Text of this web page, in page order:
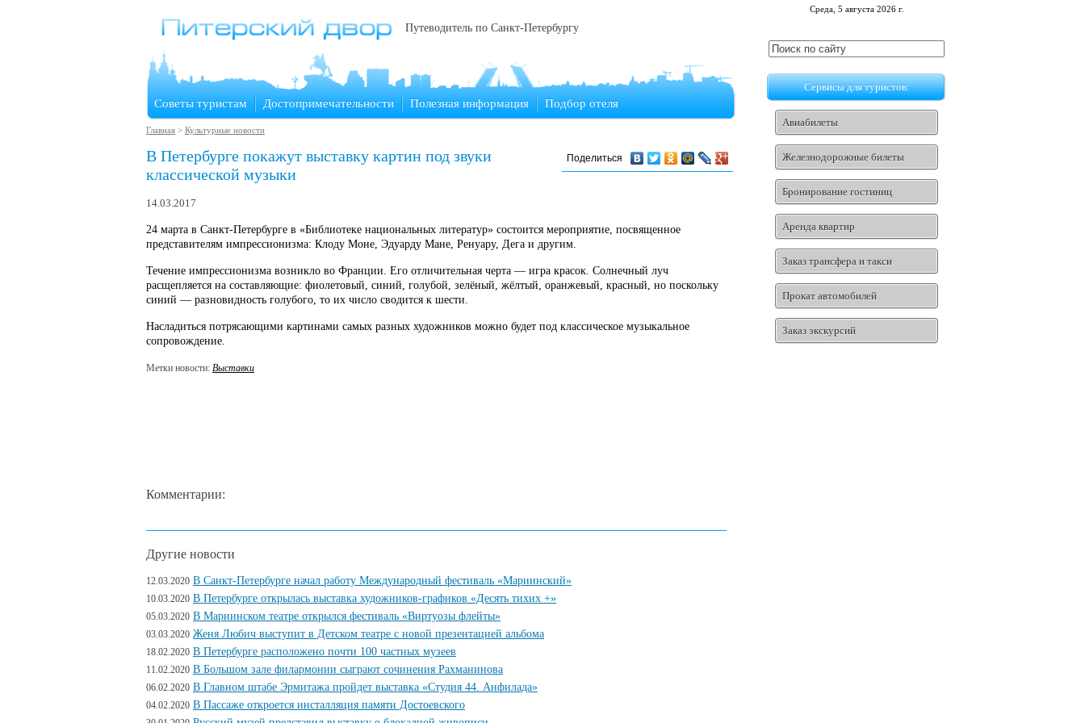
Путеводитель по Санкт-Петербургу
Советы туристам Достопримечательности Полезная информация Подбор отеля
Главная > Культурные новости
Поделиться
В Петербурге покажут выставку картин под звуки
классической музыки
14.03.2017
24 марта в Санкт-Петербурге в «Библиотеке национальных литератур» состоится мероприятие, посвященное
представителям импрессионизма: Клоду Моне, Эдуарду Мане, Ренуару, Дега и другим.
Течение импрессионизма возникло во Франции. Его отличительная черта — игра красок. Солнечный луч
расщепляется на составляющие: фиолетовый, синий, голубой, зелёный, жёлтый, оранжевый, красный, но поскольку
синий — разновидность голубого, то их число сводится к шести.
Насладиться потрясающими картинами самых разных художников можно будет под классическое музыкальное
сопровождение.
Метки новости: Выставки
Комментарии:
Другие новости
12.03.2020 В Санкт-Петербурге начал работу Международный фестиваль «Мариинский»
10.03.2020 В Петербурге открылась выставка художников-графиков «Десять тихих +»
05.03.2020 В Мариинском театре открылся фестиваль «Виртуозы флейты»
03.03.2020 Женя Любич выступит в Детском театре с новой презентацией альбома
18.02.2020 В Петербурге расположено почти 100 частных музеев
11.02.2020 В Большом зале филармонии сыграют сочинения Рахманинова
06.02.2020 В Главном штабе Эрмитажа пройдет выставка «Студия 44. Анфилада»
04.02.2020 В Пассаже откроется инсталляция памяти Достоевского
Среда, 5 августа 2026 г.
Сервисы для туристов:
Авиабилеты
Железнодорожные билеты
Бронирование гостиниц
Аренда квартир
Заказ трансфера и такси
Прокат автомобилей
Заказ экскурсий